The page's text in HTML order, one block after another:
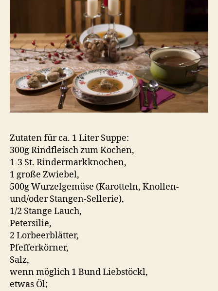
Zutaten für ca. 1 Liter Suppe:
300g Rindfleisch zum Kochen,
1-3 St. Rindermarkknochen,
1 große Zwiebel,
500g Wurzelgemüse (Karotteln, Knollen-
und/oder Stangen-Sellerie),
1/2 Stange Lauch,
Petersilie,
2 Lorbeerblätter,
Pfefferkörner,
Salz,
wenn möglich 1 Bund Liebstöckl,
etwas Öl;